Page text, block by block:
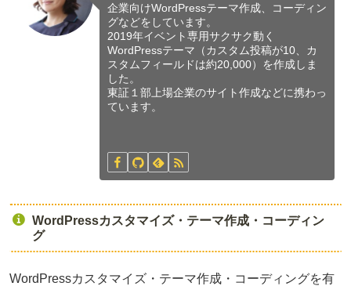
企業向けWordPressテーマ作成、コーディン
グなどをしています。
2019年イベント専用サクサク動く
WordPressテーマ（カスタム投稿が10、カ
スタムフィールドは約20,000）を作成しま
した。
東証１部上場企業のサイト作成などに携わっ
ています。
WordPressカスタマイズ・テーマ作成・コーディン
グ
WordPressカスタマイズ・テーマ作成・コーディングを有